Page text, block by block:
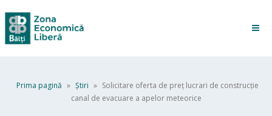
Prima pagină » Ştiri » Solicitare oferta de preț lucrari de construcție
canal de evacuare a apelor meteorice